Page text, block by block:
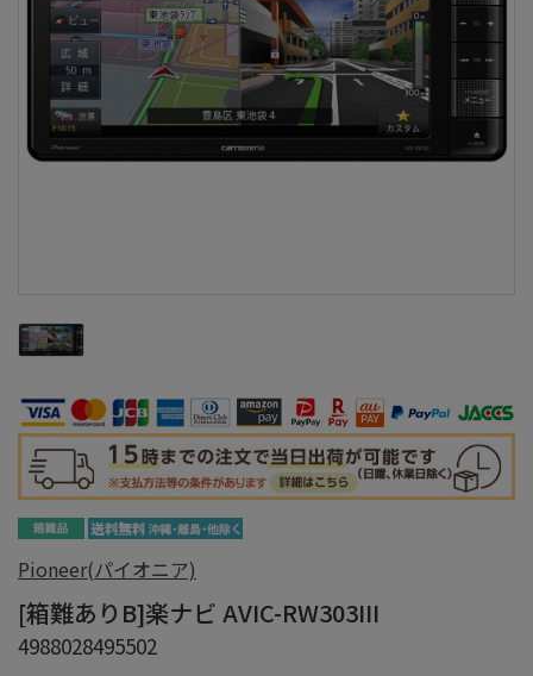
Pioneer(パイオニア)
[箱難ありB]楽ナビ AVIC-RW303III
4988028495502